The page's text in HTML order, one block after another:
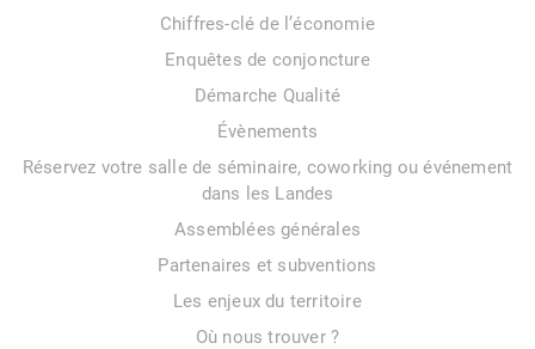
Chiffres-clé de l’économie
Enquêtes de conjoncture
Démarche Qualité
Évènements
Réservez votre salle de séminaire, coworking ou événement
dans les Landes
Assemblées générales
Partenaires et subventions
Les enjeux du territoire
Où nous trouver ?